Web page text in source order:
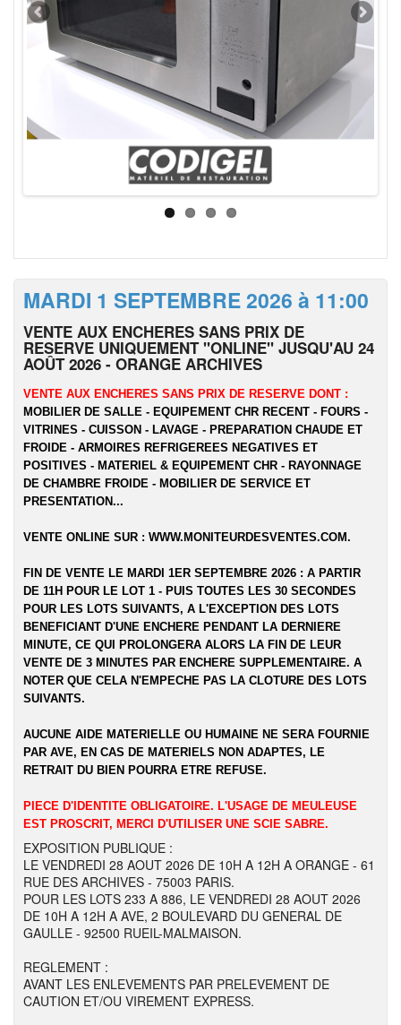
MARDI 1 SEPTEMBRE 2026 à 11:00
VENTE AUX ENCHERES SANS PRIX DE
RESERVE UNIQUEMENT "ONLINE" JUSQU'AU 24
AOÛT 2026 - ORANGE ARCHIVES
VENTE AUX ENCHERES SANS PRIX DE RESERVE DONT :
MOBILIER DE SALLE - EQUIPEMENT CHR RECENT - FOURS -
VITRINES - CUISSON - LAVAGE - PREPARATION CHAUDE ET
FROIDE - ARMOIRES REFRIGEREES NEGATIVES ET
POSITIVES - MATERIEL & EQUIPEMENT CHR - RAYONNAGE
DE CHAMBRE FROIDE - MOBILIER DE SERVICE ET
PRESENTATION...
VENTE ONLINE SUR : WWW.MONITEURDESVENTES.COM.
FIN DE VENTE LE MARDI 1ER SEPTEMBRE 2026 : A PARTIR
DE 11H POUR LE LOT 1 - PUIS TOUTES LES 30 SECONDES
POUR LES LOTS SUIVANTS, A L'EXCEPTION DES LOTS
BENEFICIANT D'UNE ENCHERE PENDANT LA DERNIERE
MINUTE, CE QUI PROLONGERA ALORS LA FIN DE LEUR
VENTE DE 3 MINUTES PAR ENCHERE SUPPLEMENTAIRE. A
NOTER QUE CELA N'EMPECHE PAS LA CLOTURE DES LOTS
SUIVANTS.
AUCUNE AIDE MATERIELLE OU HUMAINE NE SERA FOURNIE
PAR AVE, EN CAS DE MATERIELS NON ADAPTES, LE
RETRAIT DU BIEN POURRA ETRE REFUSE.
PIECE D'IDENTITE OBLIGATOIRE. L'USAGE DE MEULEUSE
EST PROSCRIT, MERCI D'UTILISER UNE SCIE SABRE.
EXPOSITION PUBLIQUE :
LE VENDREDI 28 AOUT 2026 DE 10H A 12H A ORANGE - 61
RUE DES ARCHIVES - 75003 PARIS.
POUR LES LOTS 233 A 886, LE VENDREDI 28 AOUT 2026
DE 10H A 12H A AVE, 2 BOULEVARD DU GENERAL DE
GAULLE - 92500 RUEIL-MALMAISON.
REGLEMENT :
AVANT LES ENLEVEMENTS PAR PRELEVEMENT DE
CAUTION ET/OU VIREMENT EXPRESS.